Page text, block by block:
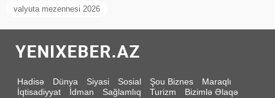
valyuta mezennesi 2026
Hadisə Dünya Siyasi Sosial Şou Biznes
Maraqlı
İqtisadiyyat
İdman Sağlamlıq Turizm Bizimlə Əlaqə